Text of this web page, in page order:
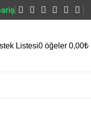
İstek Listesi0 öğeler 0,00₺